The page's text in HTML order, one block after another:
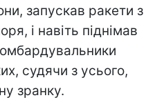
запускав ракети з
і навіть піднімав
судячи з усього,
зранку.